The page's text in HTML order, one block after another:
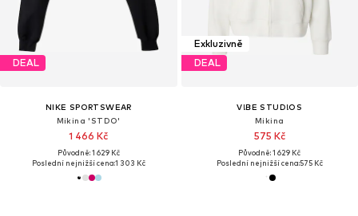
DEAL
NIKE SPORTSWEAR
Mikina 'STDO'
1 466 Kč
Původně: 1 629 Kč
Poslední nejnižší cena:1 303 Kč
Exkluzivně
DEAL
V!BE STUD!OS
Mikina
575 Kč
Původně: 1 629 Kč
Poslední nejnižší cena:575 Kč